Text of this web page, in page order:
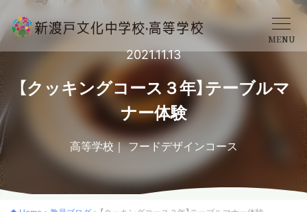
学校概要
MENU
2021.11.13
【クッキングコース３年】テーブルマ
ナー体験
高等学校 フードデザインコース